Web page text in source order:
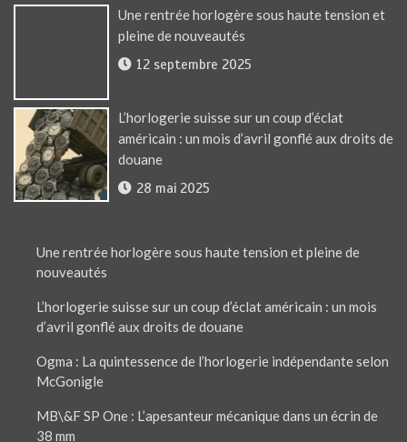
Une rentrée horlogère sous haute tension et
pleine de nouveautés
12 septembre 2025
L’horlogerie suisse sur un coup d’éclat
américain : un mois d’avril gonflé aux droits de
douane
28 mai 2025
Une rentrée horlogère sous haute tension et pleine de
nouveautés
L’horlogerie suisse sur un coup d’éclat américain : un mois
d’avril gonflé aux droits de douane
Ogma : La quintessence de l’horlogerie indépendante selon
McGonigle
MB\&F SP One : L’apesanteur mécanique dans un écrin de
38 mm